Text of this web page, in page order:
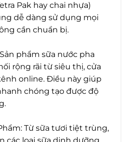
Pak hay chai nhựa)
dễ dàng sử dụng mọi
cần chuẩn bị.
phẩm sữa nước pha
rộng rãi từ siêu thị, cửa
online. Điều này giúp
chóng tạo được độ
Từ sữa tươi tiệt trùng,